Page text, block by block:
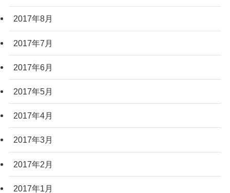
2017年8月
2017年7月
2017年6月
2017年5月
2017年4月
2017年3月
2017年2月
2017年1月